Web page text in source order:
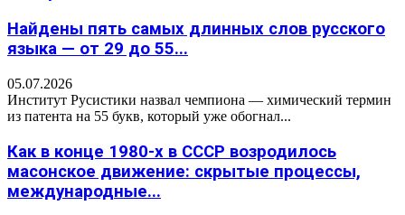
Найдены пять самых длинных слов русского
языка — от 29 до 55...
05.07.2026
Институт Русистики назвал чемпиона — химический термин
из патента на 55 букв, который уже обогнал...
Как в конце 1980-х в СССР возродилось
масонское движение: скрытые процессы,
международные...